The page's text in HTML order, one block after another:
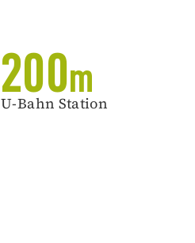
200m
U-Bahn Station